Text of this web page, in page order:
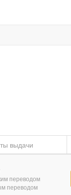
выдачи
переводом
переводом